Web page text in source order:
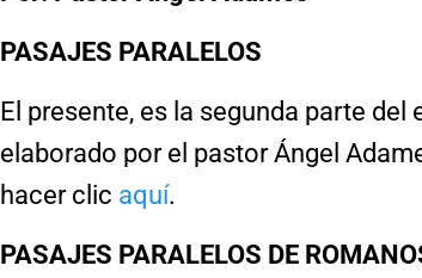
PASAJES PARALELOS
El presente, es la segunda parte
elaborado por el pastor Ángel
hacer clic aquí.
PASAJES PARALELOS DE